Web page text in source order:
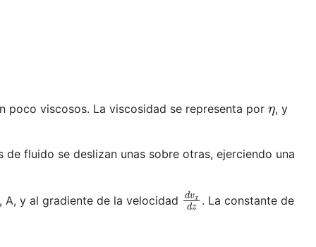
poco viscosos. La viscosidad se representa por
, y
fluido se deslizan unas sobre otras, ejerciendo una
y al gradiente de la velocidad dvx d
. La constante de